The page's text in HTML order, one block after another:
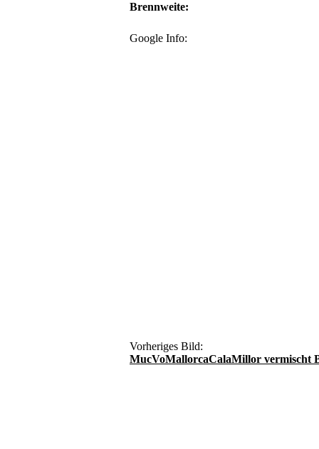
Brennweite:
Google Info:
Vorheriges Bild:
MucVoMallorcaCalaMillor vermischt